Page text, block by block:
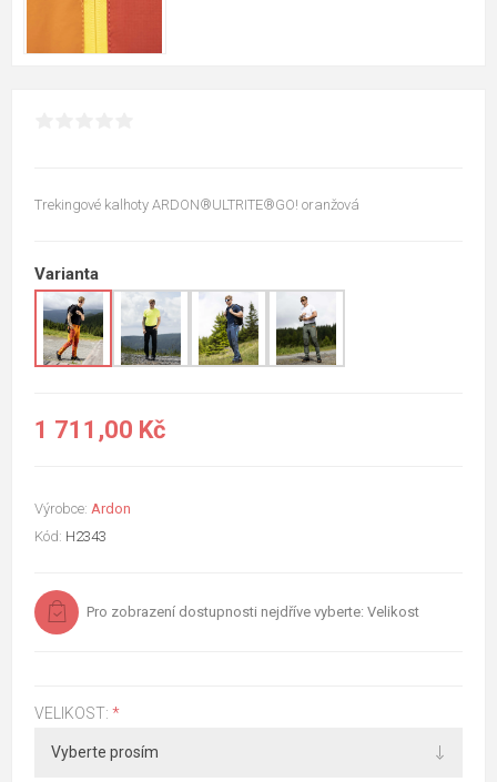
Trekingové kalhoty ARDON®ULTRITE®GO! oranžová
Varianta
1 711,00 Kč
Výrobce: Ardon
Kód: H2343
Pro zobrazení dostupnosti nejdříve vyberte: Velikost
VELIKOST: *